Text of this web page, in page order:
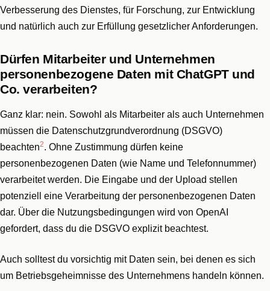
Verbesserung des Dienstes, für Forschung, zur Entwicklung
und natürlich auch zur Erfüllung gesetzlicher Anforderungen.
Dürfen Mitarbeiter und Unternehmen
personenbezogene Daten mit ChatGPT und
Co. verarbeiten?
Ganz klar: nein. Sowohl als Mitarbeiter als auch Unternehmen
müssen die Datenschutzgrundverordnung (DSGVO)
beachten2. Ohne Zustimmung dürfen keine
personenbezogenen Daten (wie Name und Telefonnummer)
verarbeitet werden. Die Eingabe und der Upload stellen
potenziell eine Verarbeitung der personenbezogenen Daten
dar. Über die Nutzungsbedingungen wird von OpenAI
gefordert, dass du die DSGVO explizit beachtest.
Auch solltest du vorsichtig mit Daten sein, bei denen es sich
um Betriebsgeheimnisse des Unternehmens handeln können.